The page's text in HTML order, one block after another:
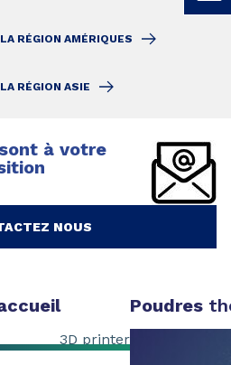
RÉGION AMÉRIQUES
RÉGION ASIE
à votre
NOUS
Poudres